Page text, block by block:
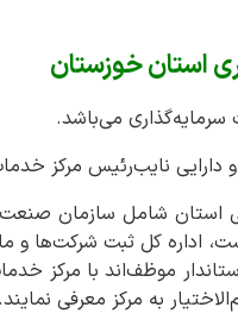
استان خوزستان
سرمایه‌گذاری می‌باشد.
دارایی نایب‌رئیس مرکز
استان شامل سازمان
اداره کل ثبت شرکت‌ها و
موظف‌اند با مرکز
به مرکز معرفی نمایند.